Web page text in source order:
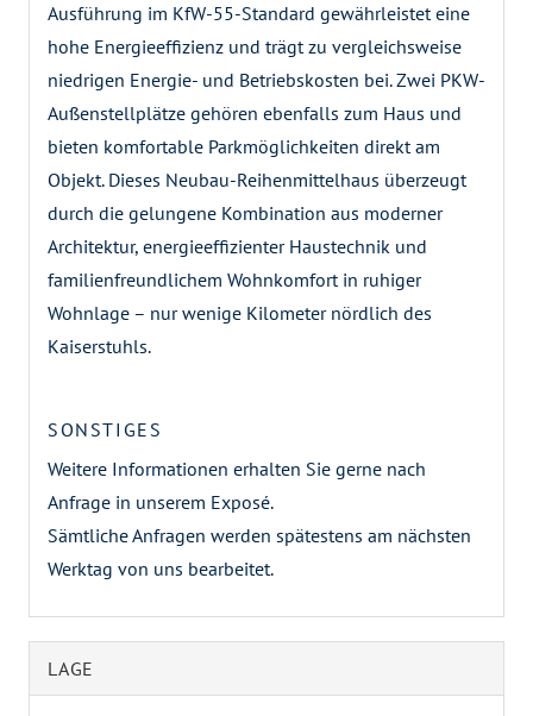
Ausführung im KfW-55-Standard gewährleistet eine
hohe Energieeffizienz und trägt zu vergleichsweise
niedrigen Energie- und Betriebskosten bei. Zwei PKW-
Außenstellplätze gehören ebenfalls zum Haus und
bieten komfortable Parkmöglichkeiten direkt am
Objekt. Dieses Neubau-Reihenmittelhaus überzeugt
durch die gelungene Kombination aus moderner
Architektur, energieeffizienter Haustechnik und
familienfreundlichem Wohnkomfort in ruhiger
Wohnlage – nur wenige Kilometer nördlich des
Kaiserstuhls.
SONSTIGES
Weitere Informationen erhalten Sie gerne nach
Anfrage in unserem Exposé.
Sämtliche Anfragen werden spätestens am nächsten
Werktag von uns bearbeitet.
LAGE